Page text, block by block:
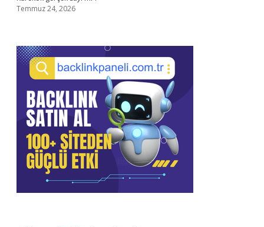
Temmuz 24, 2026